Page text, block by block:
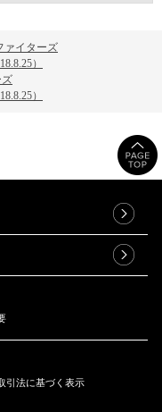
ァイターズ
）
）
引法に基づく表示